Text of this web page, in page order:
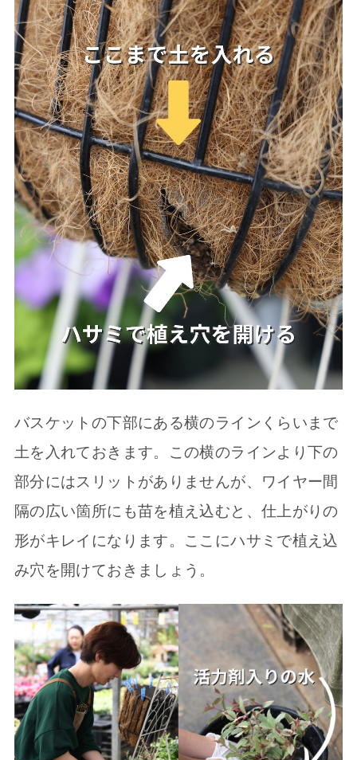
バスケットの下部にある横のラインくらいまで
土を入れておきます。この横のラインより下の
部分にはスリットがありませんが、ワイヤー間
隔の広い箇所にも苗を植え込むと、仕上がりの
形がキレイになります。ここにハサミで植え込
み穴を開けておきましょう。